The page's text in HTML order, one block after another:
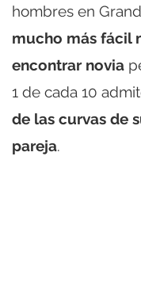
hombres en
mucho más fácil
encontrar novia
1 de cada 10
de las curvas de
pareja.